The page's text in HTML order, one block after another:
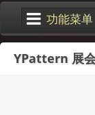
功能菜单
YPattern 展